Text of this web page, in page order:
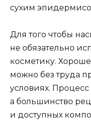
сухим
Для того чтобы
не обязательно
косметику.
можно без труда
условиях.
а большинство
и доступных